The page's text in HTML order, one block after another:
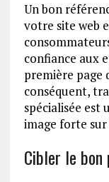
Un bon
votre site web
confiance aux
première page
conséquent,
spécialisée est
image forte
Cibler le bon